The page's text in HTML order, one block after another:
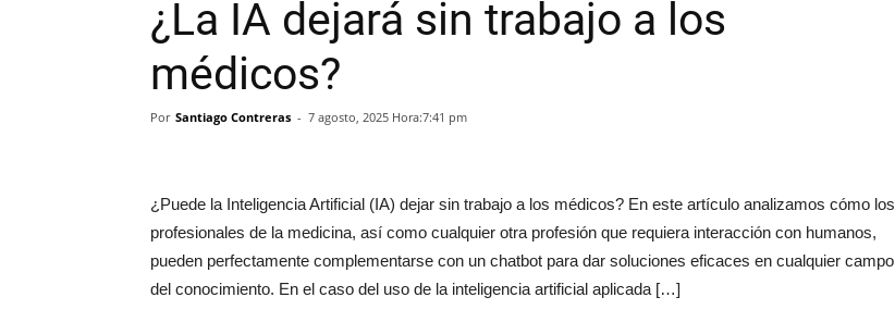
¿La IA dejará sin trabajo a los
médicos?
Por Santiago Contreras - 7 agosto, 2025 Hora:7:41 pm
¿Puede la Inteligencia Artificial (IA) dejar sin trabajo a los médicos? En este artículo analizamos cómo los
profesionales de la medicina, así como cualquier otra profesión que requiera interacción con humanos,
pueden perfectamente complementarse con un chatbot para dar soluciones eficaces en cualquier campo
del conocimiento. En el caso del uso de la inteligencia artificial aplicada […]